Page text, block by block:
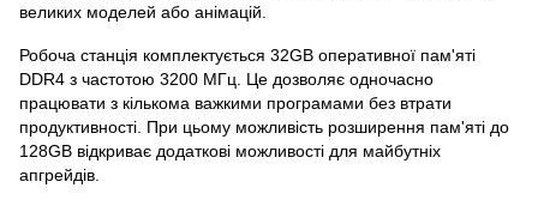
великих моделей або анімацій.
Робоча станція комплектується 32GB оперативної пам'яті
DDR4 з частотою 3200 МГц. Це дозволяє одночасно
працювати з кількома важкими програмами без втрати
продуктивності. При цьому можливість розширення пам'яті до
128GB відкриває додаткові можливості для майбутніх
апгрейдів.